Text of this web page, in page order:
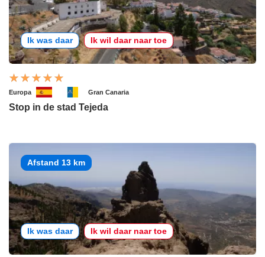
Ik was daar Ik wil daar naar toe
Europa Gran Canaria
Stop in de stad Tejeda
Afstand 13 km
Ik was daar Ik wil daar naar toe